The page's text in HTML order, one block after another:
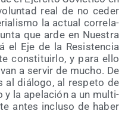
real de no ceder
la actual corre­la­
que arde en Nues­tra
el Eje de la Resis­ten­cia
cons­ti­tuir­lo, y para ello
a ser­vir de mucho. De
al diá­lo­go, al res­pe­to de
y la ape­la­ción a un mul­ti­
antes inclu­so de haber